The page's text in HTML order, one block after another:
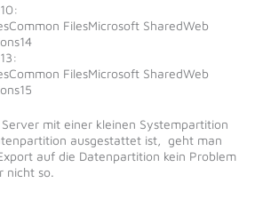
FilesMicrosoft SharedWeb
FilesMicrosoft SharedWeb
mit einer kleinen Systempartition
ausgestattet ist, geht man
auf die Datenpartition kein Problem
nicht so.